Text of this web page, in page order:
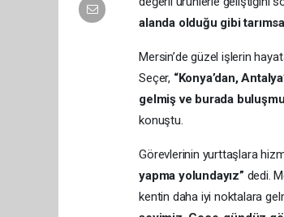
alanda olduğu gibi
Mersin’de güzel işlerin
Seçer, “Konya’dan,
gelmiş ve burada
konuştu.
Görevlerinin yurttaşlara
yapma yolundayız” dedi.
kentin daha iyi noktalara